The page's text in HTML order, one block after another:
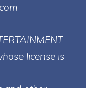
license is